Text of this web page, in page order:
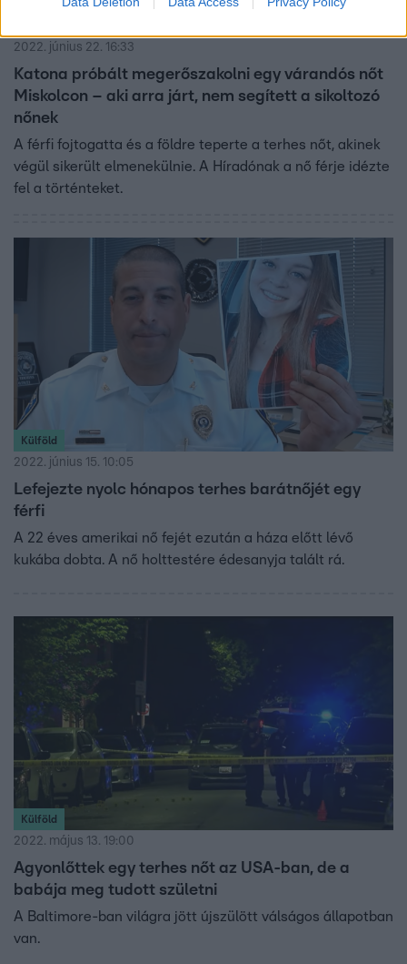
2022. június 22. 16:33
Katona próbált megerőszakolni egy várandós nőt
Miskolcon – aki arra járt, nem segített a sikoltozó
nőnek
A férfi fojtogatta és a földre teperte a terhes nőt, akinek
végül sikerült elmenekülnie. A Híradónak a nő férje idézte
fel a történteket.
Külföld
2022. június 15. 10:05
Lefejezte nyolc hónapos terhes barátnőjét egy
férfi
A 22 éves amerikai nő fejét ezután a háza előtt lévő
kukába dobta. A nő holttestére édesanyja talált rá.
Külföld
2022. május 13. 19:00
Agyonlőttek egy terhes nőt az USA-ban, de a
babája meg tudott születni
A Baltimore-ban világra jött újszülött válságos állapotban
van.